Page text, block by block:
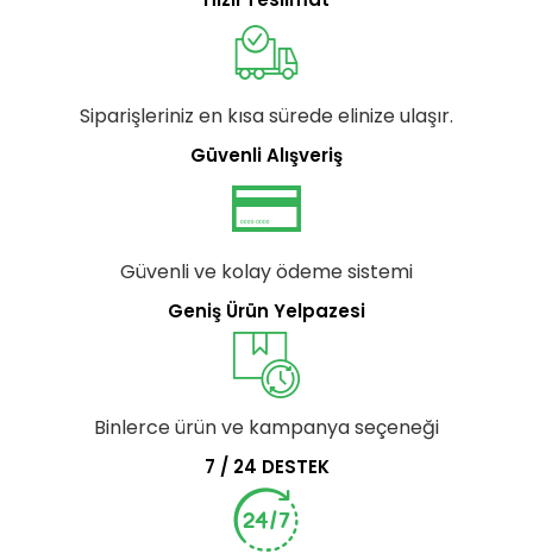
Siparişleriniz en kısa sürede elinize ulaşır.
Güvenli Alışveriş
Güvenli ve kolay ödeme sistemi
Geniş Ürün Yelpazesi
Binlerce ürün ve kampanya seçeneği
7 / 24 DESTEK